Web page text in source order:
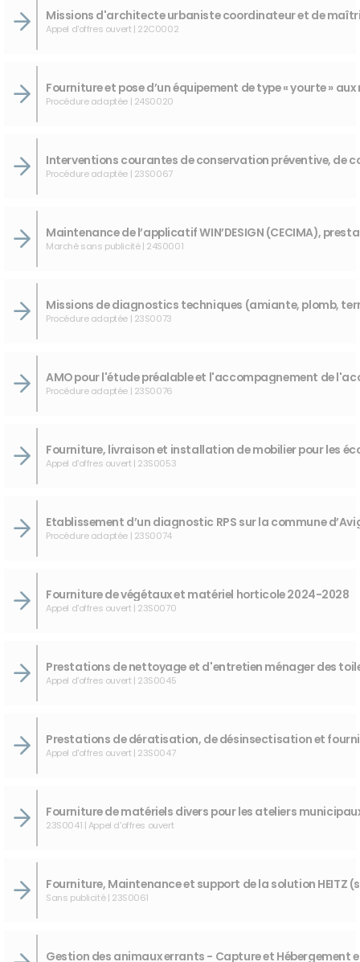
Appel d'offres ouvert | 22C0002
Procédure adaptée | 24S0020
Procédure adaptée | 23S0067
Marché sans publicité | 24S0001
Procédure adaptée | 23S0073
Procédure adaptée | 23S0076
Appel d'offres ouvert | 23S0053
Procédure adaptée | 23S0074
Fourniture de végétaux et matériel horticole 2024-2028
Appel d'offres ouvert | 23S0070
Appel d'offres ouvert | 23S0045
Appel d'offres ouvert | 23S0047
23S0041 | Appel d'offres ouvert
Sans publicité | 23S0061